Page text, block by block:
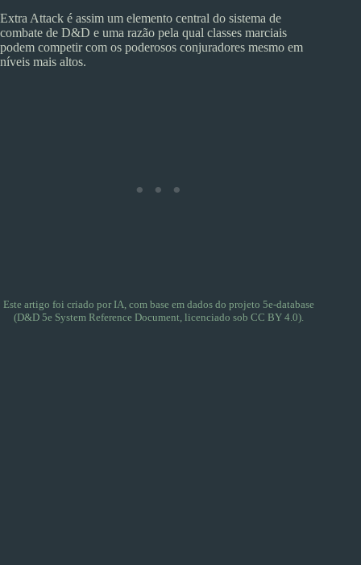
Extra Attack é assim um elemento central do sistema de
combate de D&D e uma razão pela qual classes marciais
podem competir com os poderosos conjuradores mesmo em
níveis mais altos.
Este artigo foi criado por IA, com base em dados do projeto5e-database
(D&D 5e System Reference Document, licenciado sob CC BY 4.0).